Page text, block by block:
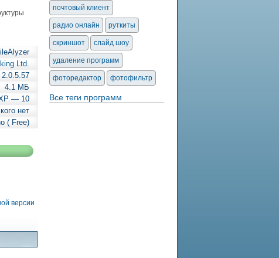
Ltd.
2.0.5.57
4.1 МБ
— 10
нет
( Free)
версии
почтовый клиент
радио онлайн руткиты
скриншот слайд шоу
удаление программ
фоторедактор фотофильтр
Все теги программ